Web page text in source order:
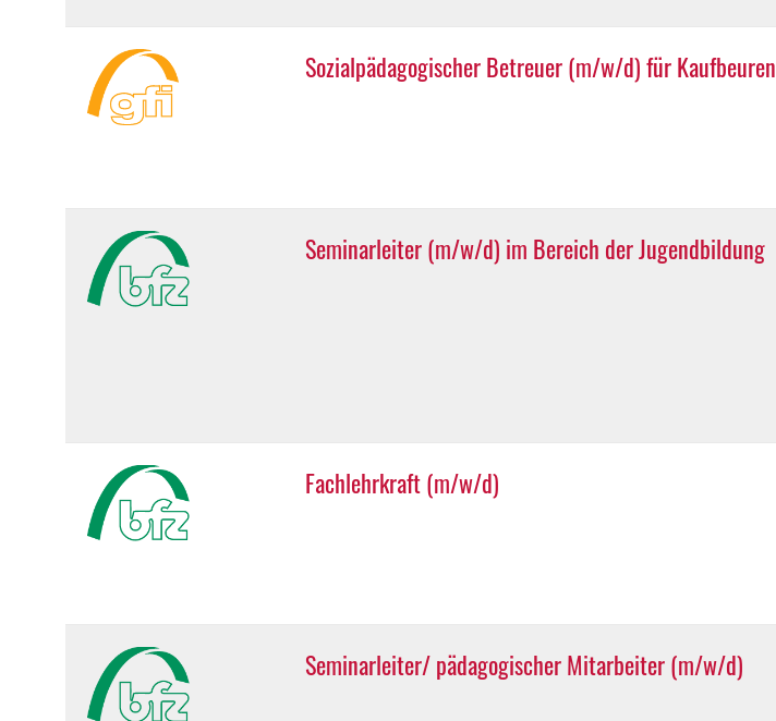
Sozialpädagogischer Betreuer (m/w/d) für Kaufbeuren
Seminarleiter (m/w/d) im Bereich der Jugendbildung
Fachlehrkraft (m/w/d)
Seminarleiter/ pädagogischer Mitarbeiter (m/w/d)